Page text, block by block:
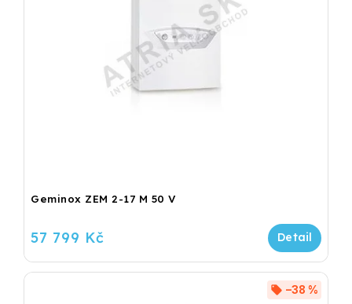
Geminox ZEM 2-17 M 50 V
57 799 Kč
–38 %